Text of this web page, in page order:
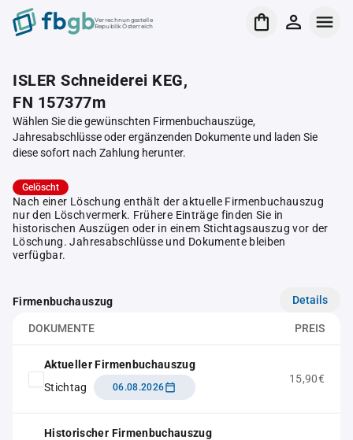
Verrechnungsstelle
Republik Österreich
ISLER Schneiderei KEG,
FN 157377m
Wählen Sie die gewünschten Firmenbuchauszüge,
Jahresabschlüsse oder ergänzenden Dokumente und laden Sie
diese sofort nach Zahlung herunter.
Gelöscht
Nach einer Löschung enthält der aktuelle Firmenbuchauszug
nur den Löschvermerk. Frühere Einträge finden Sie in
historischen Auszügen oder in einem Stichtagsauszug vor der
Löschung. Jahresabschlüsse und Dokumente bleiben
verfügbar.
Firmenbuchauszug Details
DOKUMENTE PREIS
Aktueller Firmenbuchauszug
Stichtag
06.08.2026
15,90€
Historischer Firmenbuchauszug